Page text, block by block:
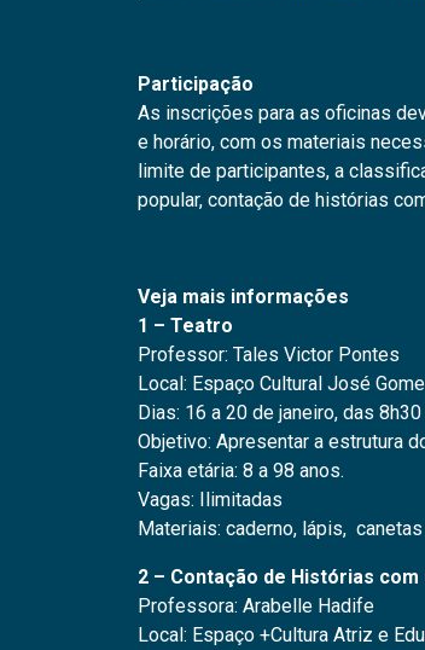
Participação
As inscrições para as oficinas
e horário, com os materiais
limite de participantes, a
popular, contação de histórias
Veja mais informações
1 – Teatro
Professor: Tales Victor Pontes
Local: Espaço Cultural José
Dias: 16 a 20 de janeiro, das
Objetivo: Apresentar a estrutura
Faixa etária: 8 a 98 anos.
Vagas: Ilimitadas
Materiais: caderno, lápis,
2 – Contação de Histórias com
Professora: Arabelle Hadife
Local: Espaço +Cultura Atriz e